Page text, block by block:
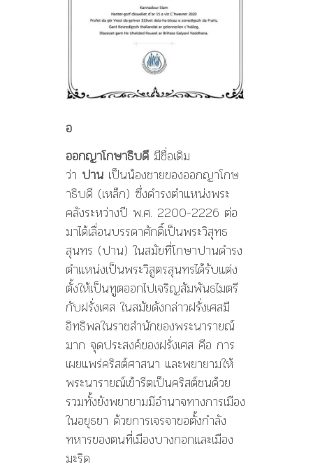
อ
ออกญาโกษาธิบดี มีชื่อเดิม
ว่า ปาน เป็นน้องชายของออกญาโกษ
าธิบดี (เหล็ก) ซึ่งดำรงตำแหน่งพระ
คลังระหว่างปี พ.ศ. 2200-2226 ต่อ
มาได้เลื่อนบรรดาศักดิ์เป็นพระวิสุทธ
สุนทร (ปาน) ในสมัยที่โกษาปานดำรง
ตำแหน่งเป็นพระวิสูตรสุนทรได้รับแต่ง
ตั้งให้เป็นทูตออกไปเจริญสัมพันธไมตรี
กับฝรั่งเศส ในสมัยดังกล่าวฝรั่งเศสมี
อิทธิพลในราชสำนักของพระนารายณ์
มาก จุดประสงค์ของฝรั่งเศส คือ การ
เผยแพร่คริสต์ศาสนา และพยายามให้
พระนารายณ์เข้ารีตเป็นคริสต์ชนด้วย
รวมทั้งยังพยายามมีอำนาจทางการเมือง
ในอยุธยา ด้วยการเจรจาขอตั้งกำลัง
ทหารของตนที่เมืองบางกอกและเมือง
มะริด